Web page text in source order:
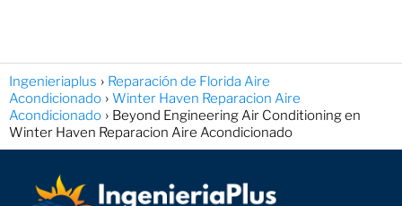
Ingenieriaplus
Reparación de Florida Aire
Acondicionado
Winter Haven Reparacion Aire
Acondicionado
Beyond Engineering Air Conditioning en
Winter Haven Reparacion Aire Acondicionado